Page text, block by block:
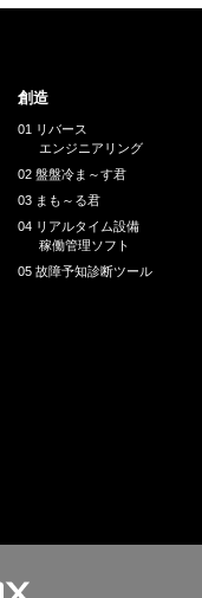
創造
01 リバース
エンジニアリング
02 盤盤冷ま～す君
03 まも～る君
04 リアルタイム設備
稼働管理ソフト
05 故障予知診断ツール